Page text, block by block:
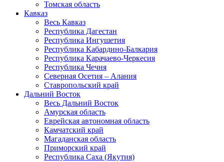
Томская область
Кавказ
Весь Кавказ
Республика Дагестан
Республика Ингушетия
Республика Кабардино-Балкария
Республика Карачаево-Черкесия
Республика Чечня
Северная Осетия – Алания
Ставропольский край
Дальний Восток
Весь Дальний Восток
Амурская область
Еврейская автономная область
Камчатский край
Магаданская область
Приморский край
Республика Саха (Якутия)